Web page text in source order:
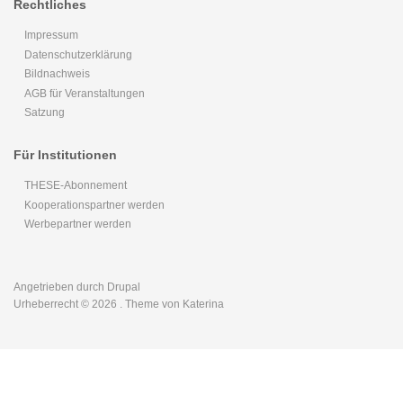
Rechtliches
Impressum
Datenschutzerklärung
Bildnachweis
AGB für Veranstaltungen
Satzung
Für Institutionen
THESE-Abonnement
Kooperationspartner werden
Werbepartner werden
Angetrieben durch Drupal
Urheberrecht © 2026 . Theme von Katerina